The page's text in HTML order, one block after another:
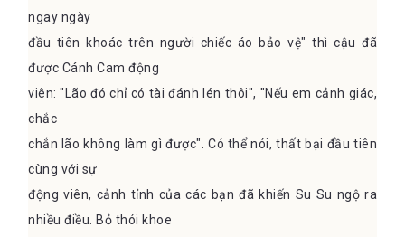
ngay ngày
đầu tiên khoác trên người chiếc áo bảo vệ" thì cậu đã
được Cánh Cam động
viên: "Lão đó chỉ có tài đánh lén thôi", "Nếu em cảnh giác,
chắc
chắn lão không làm gì được". Có thể nói, thất bại đầu tiên
cùng với sự
động viên, cảnh tỉnh của các bạn đã khiến Su Su ngộ ra
nhiều điều. Bỏ thói khoe